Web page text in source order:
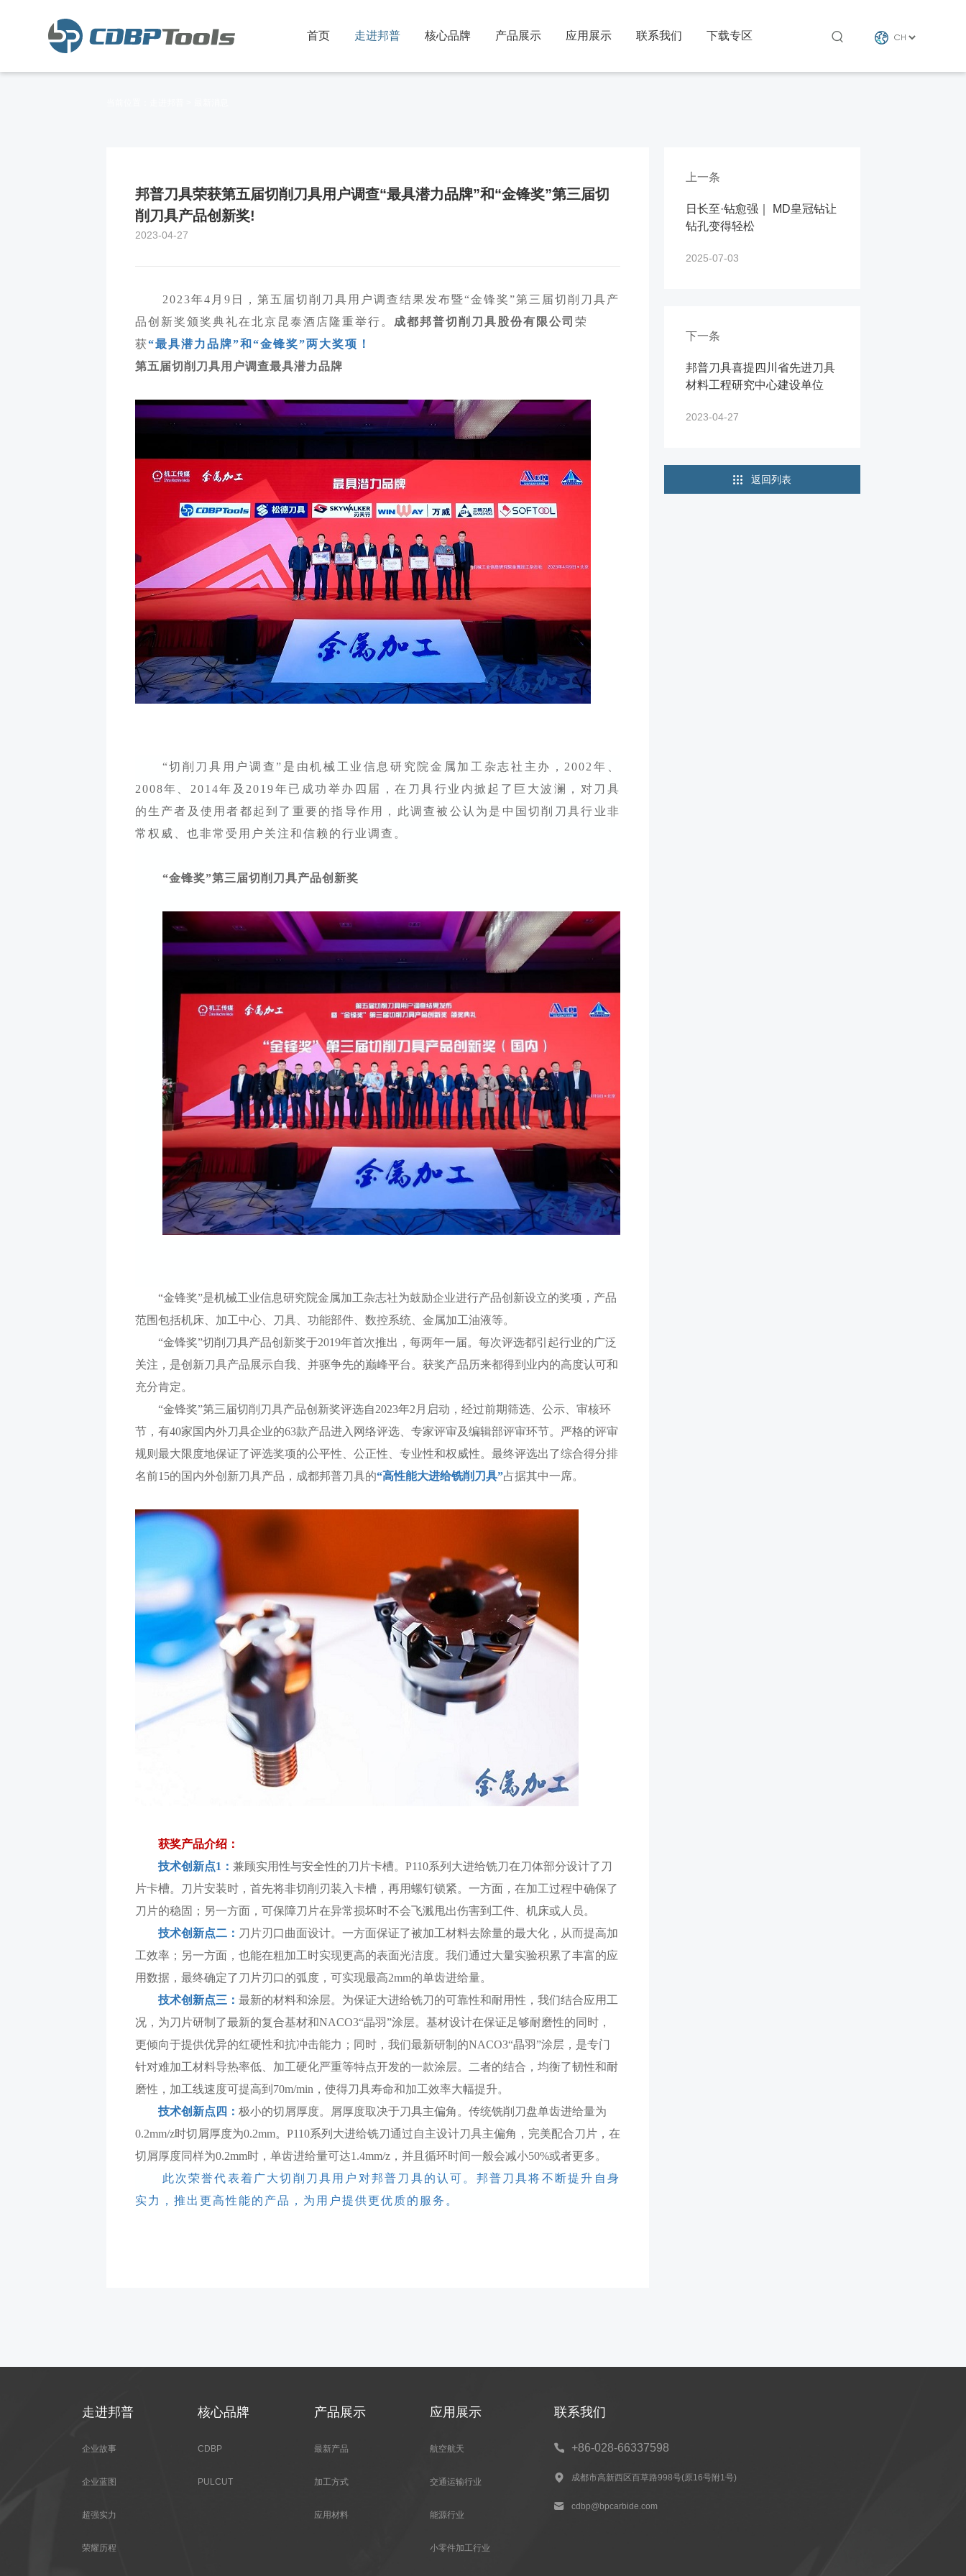
首页 走进邦普 核心品牌 产品展示 应用展示 联系我们 下载专区 
邦普刀具荣获第五届切削刀具用户调查“最具潜力品牌”和“金锋奖”第三届切
削刀具产品创新奖!
2023-04-27
2023年4月9日，第五届切削刀具用户调查结果发布暨“金锋奖”第三届切削刀具产
品创新奖颁奖典礼在北京昆泰酒店隆重举行。 成都邦普切削刀具股份有限公司 荣
获“最具潜力品牌”和“金锋奖”两大奖项！
第五届切削刀具用户调查最具潜力品牌
“切削刀具用户调查”是由机械工业信息研究院金属加工杂志社主办，2002年、
2008年、2014年及2019年已成功举办四届，在刀具行业内掀起了巨大波澜，对刀具
的生产者及使用者都起到了重要的指导作用，此调查被公认为是中国切削刀具行业非
常权威、也非常受用户关注和信赖的行业调查。
“金锋奖”第三届切削刀具产品创新奖
“金锋奖”是机械工业信息研究院金属加工杂志社为鼓励企业进行产品创新设立的奖项，产品
范围包括机床、加工中心、刀具、功能部件、数控系统、金属加工油液等。
“金锋奖”切削刀具产品创新奖于2019年首次推出，每两年一届。每次评选都引起行业的广泛
关注，是创新刀具产品展示自我、并驱争先的巅峰平台。获奖产品历来都得到业内的高度认可和
充分肯定。
“金锋奖”第三届切削刀具产品创新奖评选自2023年2月启动，经过前期筛选、公示、审核环
节，有40家国内外刀具企业的63款产品进入网络评选、专家评审及编辑部评审环节。严格的评审
规则最大限度地保证了评选奖项的公平性、公正性、专业性和权威性。最终评选出了综合得分排
名前15的国内外创新刀具产品，成都邦普刀具的“高性能大进给铣削刀具”占据其中一席。
获奖产品介绍：
技术创新点1： 兼顾实用性与安全性的刀片卡槽。P110系列大进给铣刀在刀体部分设计了刀
片卡槽。刀片安装时，首先将非切削刃装入卡槽，再用螺钉锁紧。一方面，在加工过程中确保了
刀片的稳固；另一方面，可保障刀片在异常损坏时不会飞溅甩出伤害到工件、机床或人员。
技术创新点二： 刀片刃口曲面设计。一方面保证了被加工材料去除量的最大化，从而提高加
工效率；另一方面，也能在粗加工时实现更高的表面光洁度。我们通过大量实验积累了丰富的应
用数据，最终确定了刀片刃口的弧度，可实现最高2mm的单齿进给量。
技术创新点三： 最新的材料和涂层。为保证大进给铣刀的可靠性和耐用性，我们结合应用工
况，为刀片研制了最新的复合基材和NACO3“晶羽”涂层。基材设计在保证足够耐磨性的同时，
更倾向于提供优异的红硬性和抗冲击能力；同时，我们最新研制的NACO3“晶羽”涂层，是专门
针对难加工材料导热率低、加工硬化严重等特点开发的一款涂层。二者的结合，均衡了韧性和耐
磨性，加工线速度可提高到70m/min，使得刀具寿命和加工效率大幅提升。
技术创新点四： 极小的切屑厚度。屑厚度取决于刀具主偏角。传统铣削刀盘单齿进给量为
0.2mm/z时切屑厚度为0.2mm。P110系列大进给铣刀通过自主设计刀具主偏角，完美配合刀片，在
切屑厚度同样为0.2mm时，单齿进给量可达1.4mm/z，并且循环时间一般会减小50%或者更多。
此次荣誉代表着广大切削刀具用户对邦普刀具的认可。邦普刀具将不断提升自身
实力，推出更高性能的产品，为用户提供更优质的服务。
上一条
日长至·钻愈强｜ MD皇冠钻让
钻孔变得轻松
2025-07-03
下一条
邦普刀具喜提四川省先进刀具
材料工程研究中心建设单位
2023-04-27
 返回列表
走进邦普
企业故事
企业蓝图
超强实力
荣耀历程
核心品牌
CDBP
PULCUT
产品展示
最新产品
加工方式
应用材料
应用展示
航空航天
交通运输行业
能源行业
小零件加工行业
联系我们
 +86-028-66337598
 成都市高新西区百草路998号(原16号附1号)
 cdbp@bpcarbide.com